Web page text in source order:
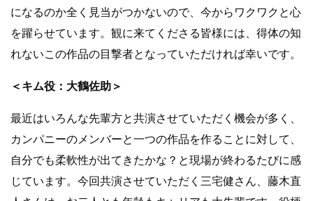
になるのか全く見当がつかないので、今からワクワクと心
を躍らせています。観に来てくださる皆様には、得体の知
れないこの作品の目撃者となっていただければ幸いです。
＜キム役：大鶴佐助＞
最近はいろんな先輩方と共演させていただく機会が多く、
カンパニーのメンバーと一つの作品を作ることに対して、
自分でも柔軟性が出てきたかな？と現場が終わるたびに感
じています。今回共演させていただく三宅健さん、藤木直